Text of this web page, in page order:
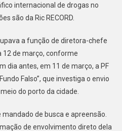
PR,
Alvo
Operação
Sobre
Tráfico
Internacional
No
Paranaguá,
internacional de drogas no
são da Ric RECORD.
a função de diretora-chefe
12 de março, conforme
dia antes, em 11 de março, a PF
Falso”, que investiga o envio
do porto da cidade.
de busca e apreensão.
de envolvimento direto dela